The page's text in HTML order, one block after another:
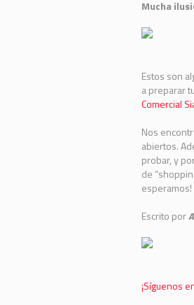
Mucha
Estos son
a preparar
Comercial
Nos
abiertos.
probar, y
de
esperamos!
Escrito por
¡Síguenos